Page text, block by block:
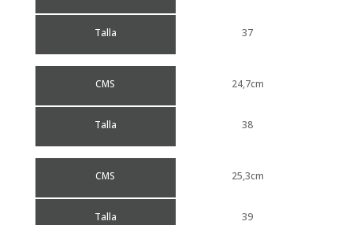
Talla 37
CMS
Talla
24,7cm
38
CMS
Talla
25,3cm
39